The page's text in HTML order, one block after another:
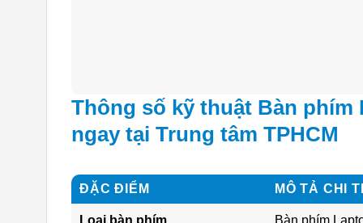
Thông số kỹ thuật Bàn phím
ngay tại Trung tâm TPHCM
ĐẶC ĐIỂM MÔ TẢ CHI